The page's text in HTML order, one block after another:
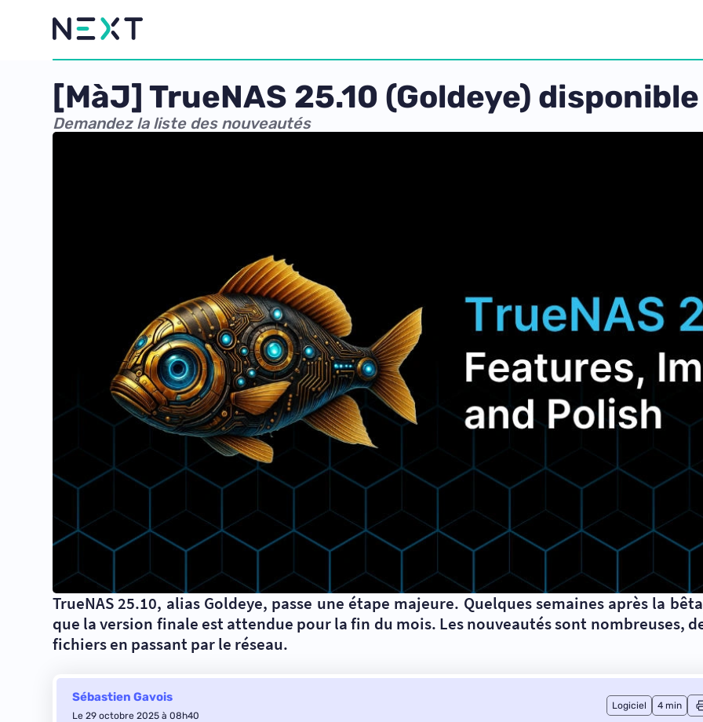
[MàJ] TrueNAS 25.10 (Goldeye)
Demandez la liste des nouveautés
TrueNAS 25.10, alias Goldeye, passe une étape majeure. Quelques semaines après la
que la version finale est attendue pour la fin du mois. Les nouveautés sont nombreuses,
fichiers en passant par le réseau.
Sébastien Gavois
Le 29 octobre 2025 à 08h40
Logiciel 4 min